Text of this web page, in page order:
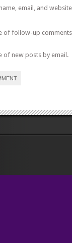
email, and
of follow-up
of new posts by email.